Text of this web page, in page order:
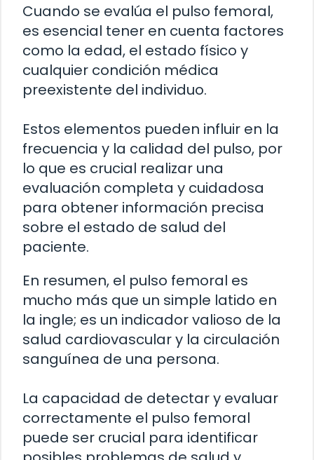
Cuando se evalúa el pulso femoral,
es esencial tener en cuenta factores
como la edad, el estado físico y
cualquier condición médica
preexistente del individuo.
Estos elementos pueden influir en la
frecuencia y la calidad del pulso, por
lo que es crucial realizar una
evaluación completa y cuidadosa
para obtener información precisa
sobre el estado de salud del
paciente.
En resumen, el pulso femoral es
mucho más que un simple latido en
la ingle; es un indicador valioso de la
salud cardiovascular y la circulación
sanguínea de una persona.
La capacidad de detectar y evaluar
correctamente el pulso femoral
puede ser crucial para identificar